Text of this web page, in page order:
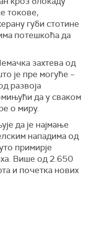
безбедна за
да се помогне
које нису
су жртве
истока, а
остају без
за посаде,
могла да
воље међу
да ће сваки
бити "одлучно
токове,
губи стотине
потешкоћа да
захтева од
је пре могуће –
развоја
да у сваком
о миру.
да је најмање
нападима од
примирје
Више од 2.650
и почетка нових